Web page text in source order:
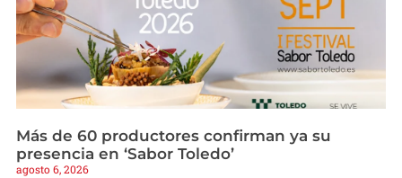
Más de 60 productores confirman ya su
presencia en ‘Sabor Toledo’
agosto 6, 2026